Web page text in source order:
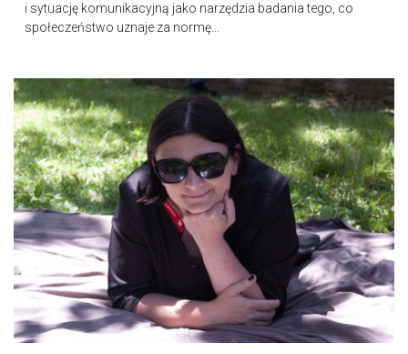
i sytuację komunikacyjną jako narzędzia badania tego, co
społeczeństwo uznaje za normę...